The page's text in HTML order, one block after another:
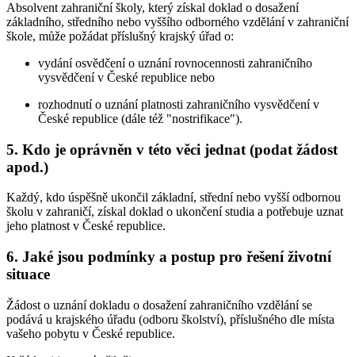
Absolvent zahraniční školy, který získal doklad o dosažení
základního, středního nebo vyššího odborného vzdělání v zahraniční
škole, může požádat příslušný krajský úřad o:
vydání osvědčení o uznání rovnocennosti zahraničního
vysvědčení v České republice nebo
rozhodnutí o uznání platnosti zahraničního vysvědčení v
České republice (dále též "nostrifikace").
5. Kdo je oprávněn v této věci jednat (podat žádost
apod.)
Každý, kdo úspěšně ukončil základní, střední nebo vyšší odbornou
školu v zahraničí, získal doklad o ukončení studia a potřebuje uznat
jeho platnost v České republice.
6. Jaké jsou podmínky a postup pro řešení životní
situace
Žádost o uznání dokladu o dosažení zahraničního vzdělání se
podává u krajského úřadu (odboru školství), příslušného dle místa
vašeho pobytu v České republice.